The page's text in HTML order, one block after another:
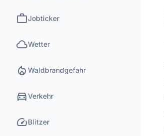
workJobticker
cloudWetter
local_fire_department Waldbrandgefahr
directions_carVerkehr
speedBlitzer